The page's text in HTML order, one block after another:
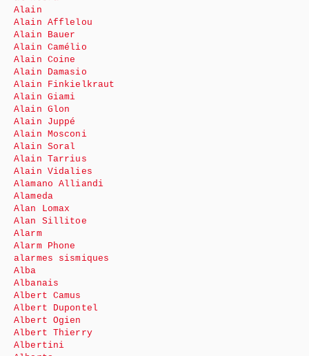
Alain
Alain Afflelou
Alain Bauer
Alain Camélio
Alain Coine
Alain Damasio
Alain Finkielkraut
Alain Giami
Alain Glon
Alain Juppé
Alain Mosconi
Alain Soral
Alain Tarrius
Alain Vidalies
Alamano Alliandi
Alameda
Alan Lomax
Alan Sillitoe
Alarm
Alarm Phone
alarmes sismiques
Alba
Albanais
Albert Camus
Albert Dupontel
Albert Ogien
Albert Thierry
Albertini